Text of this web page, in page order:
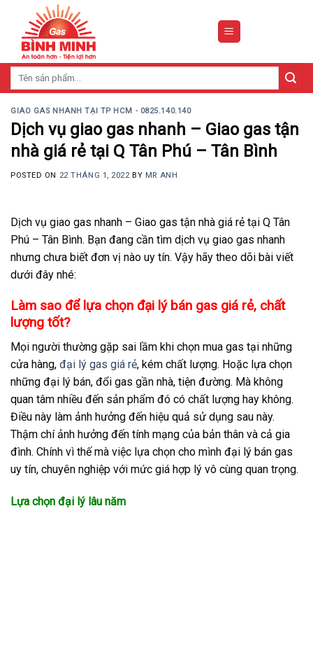
content
GIAO GAS NHANH TẠI TP HCM - 0825.140.140
Dịch vụ giao gas nhanh – Giao gas tận
nhà giá rẻ tại Q Tân Phú – Tân Bình
POSTED ON 22 THÁNG 1, 2022BY MR ANH
Dịch vụ giao gas nhanh – Giao gas tận nhà giá rẻ tại Q Tân
Phú – Tân Bình. Bạn đang cần tìm dịch vụ giao gas nhanh
nhưng chưa biết đơn vị nào uy tín. Vậy hãy theo dõi bài viết
dưới đây nhé:
Làm sao để lựa chọn đại lý bán gas giá rẻ, chất
lượng tốt?
Mọi người thường gặp sai lầm khi chọn mua gas tại những
cửa hàng, đại lý gas giá rẻ, kém chất lượng. Hoặc lựa chọn
những đại lý bán, đổi gas gần nhà, tiện đường. Mà không
quan tâm nhiều đến sản phẩm đó có chất lượng hay không.
Điều này làm ảnh hưởng đến hiệu quả sử dụng sau này.
Thậm chí ảnh hưởng đến tính mạng của bản thân và cả gia
đình. Chính vì thế mà việc lựa chọn cho mình đại lý bán gas
uy tín, chuyên nghiệp với mức giá hợp lý vô cùng quan trọng.
Lựa chọn đại lý lâu năm